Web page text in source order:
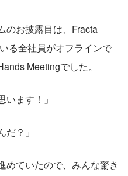
のお披露目は、Fracta
る全社員がオフラインで
Meetingでした。
います！」
だ？」
めていたので、みんな驚き